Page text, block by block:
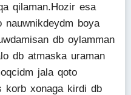
qilaman.Hozir esa
boya
db oylamman
db atmaska uraman
jala qoto
korb xonaga kirdi db